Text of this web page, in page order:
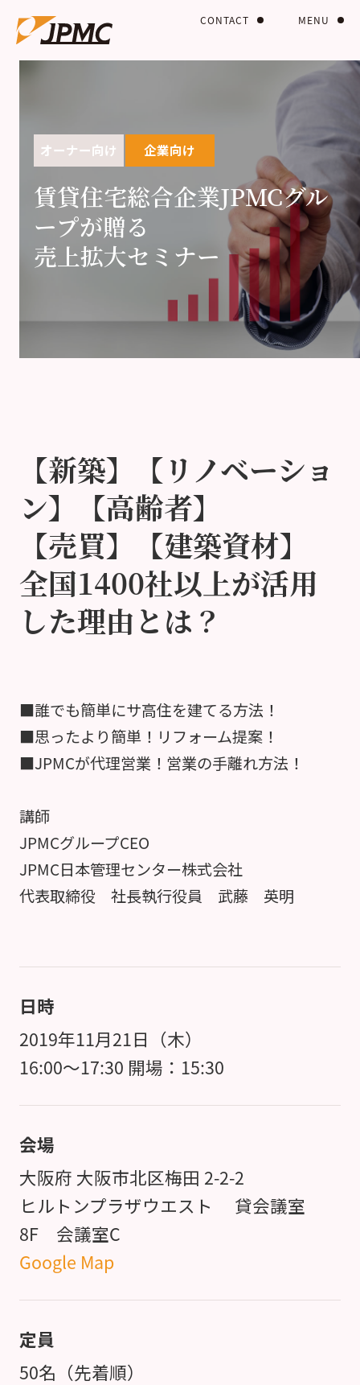
MENU
CONTACT
オーナー向け 企業向け
賃貸住宅総合企業JPMCグル
ープが贈る
売上拡大セミナー
【新築】【リノベーショ
ン】【高齢者】
【売買】【建築資材】
全国1400社以上が活用
した理由とは？
■誰でも簡単にサ高住を建てる方法！
■思ったより簡単！リフォーム提案！
■JPMCが代理営業！営業の手離れ方法！
講師
JPMCグループCEO
JPMC日本管理センター株式会社
代表取締役 社長執行役員 武藤 英明
日時
2019年11月21日（木）
16:00～17:30 開場：15:30
会場
大阪府 大阪市北区梅田 2-2-2
ヒルトンプラザウエスト 貸会議室
8F 会議室C
Google Map
定員
50名（先着順）